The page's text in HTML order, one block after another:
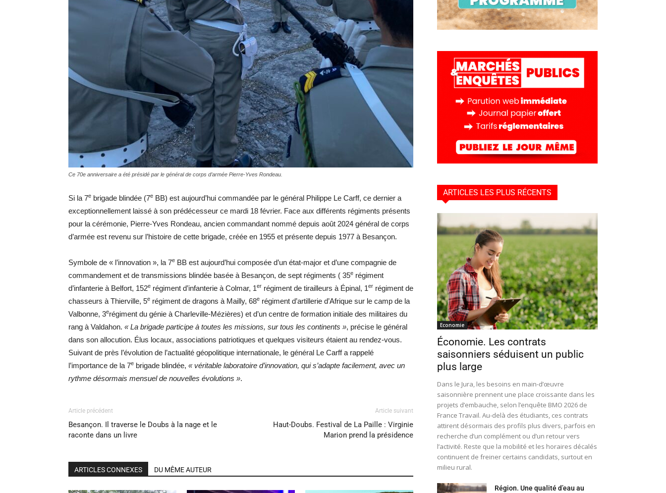
Ce 70e anniversaire a été présidé par le général de corps d’armée Pierre-Yves Rondeau.
Si la 7e brigade blindée (7e BB) est aujourd’hui commandée par le général Philippe Le Carff, ce dernier a
exceptionnellement laissé à son prédécesseur ce mardi 18 février. Face aux différents régiments présents
pour la cérémonie, Pierre-Yves Rondeau, ancien commandant nommé depuis août 2024 général de corps
d’armée est revenu sur l’histoire de cette brigade, créée en 1955 et présente depuis 1977 à Besançon.
Symbole de « l’innovation », la 7e BB est aujourd’hui composée d’un état-major et d’une compagnie de
commandement et de transmissions blindée basée à Besançon, de sept régiments ( 35e régiment
d’infanterie à Belfort, 152e régiment d’infanterie à Colmar, 1er régiment de tirailleurs à Épinal, 1er régiment de
chasseurs à Thierville, 5e régiment de dragons à Mailly, 68e régiment d’artillerie d’Afrique sur le camp de la
Valbonne, 3erégiment du génie à Charleville-Mézières) et d’un centre de formation initiale des militaires du
rang à Valdahon. « La brigade participe à toutes les missions, sur tous les continents », précise le général
dans son allocution. Élus locaux, associations patriotiques et quelques visiteurs étaient au rendez-vous.
Suivant de près l’évolution de l’actualité géopolitique internationale, le général Le Carff a rappelé
l’importance de la 7e brigade blindée, « véritable laboratoire d’innovation, qui s’adapte facilement, avec un
rythme désormais mensuel de nouvelles évolutions ».
Article précédent
Besançon. Il traverse le Doubs à la nage et le
raconte dans un livre
Article suivant
Haut-Doubs. Festival de La Paille : Virginie
Marion prend la présidence
ARTICLES CONNEXES DU MÊME AUTEUR
ARTICLES LES PLUS RÉCENTS
Economie
Économie. Les contrats
saisonniers séduisent un public
plus large
Dans le Jura, les besoins en main-d’œuvre
saisonnière prennent une place croissante dans les
projets d’embauche, selon l’enquête BMO 2026 de
France Travail. Au-delà des étudiants, ces contrats
attirent désormais des profils plus divers, parfois en
recherche d’un complément ou d’un retour vers
l’activité. Reste que la mobilité et les horaires décalés
continuent de freiner certains candidats, surtout en
milieu rural.
Région. Une qualité d’eau au